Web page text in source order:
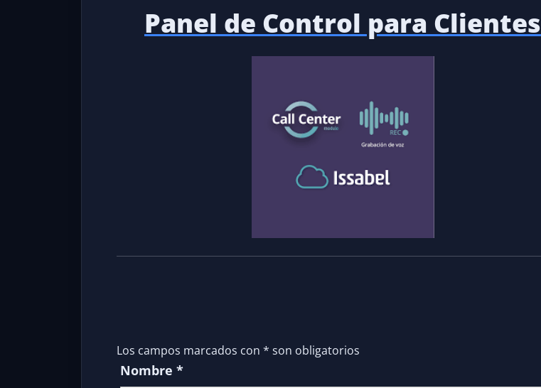
Panel de Control para Clientes
Los campos marcados con * son obligatorios
Nombre *